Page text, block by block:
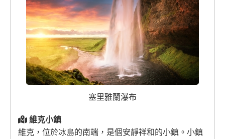
塞里雅蘭瀑布
維克小鎮
維克，位於冰島的南端，是個安靜祥和的小鎮。小鎮